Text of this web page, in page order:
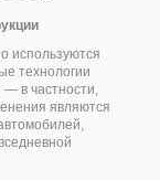
используются
технологии
— в частности,
являются